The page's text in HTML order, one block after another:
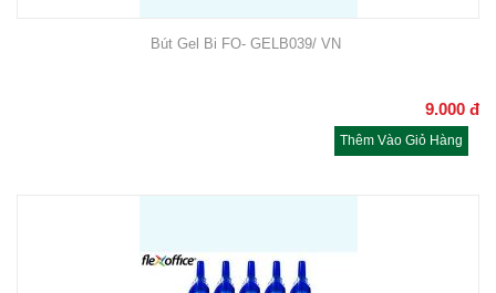
Bút Gel Bi FO- GELB039/ VN
9.000 đ
Thêm Vào Giỏ Hàng